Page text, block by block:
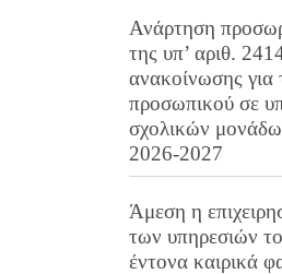
Ανάρτηση
της υπ’ αριθ.
ανακοίνωσης
προσωπικού σε
σχολικών
2026-2027
Άμεση η
των υπηρεσιών
έντονα καιρικά